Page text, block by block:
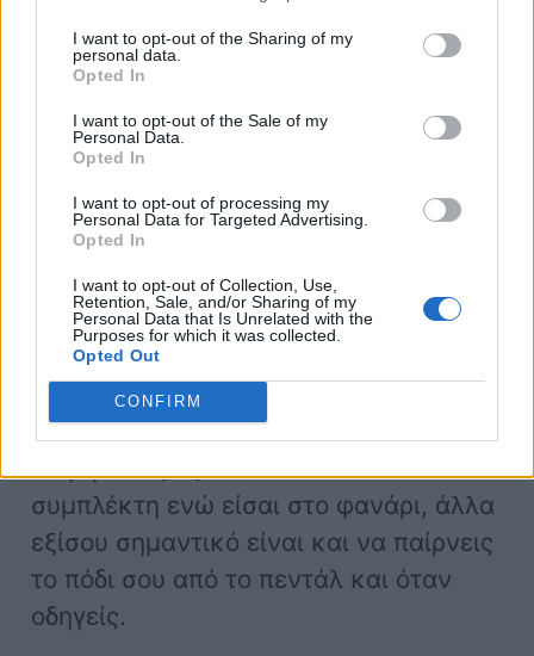
I want to opt-out of the Sharing of my
personal data.
Opted In
I want to opt-out of the Sale of my
Personal Data.
Opted In
I want to opt-out of processing my
Personal Data for Targeted Advertising.
Opted In
I want to opt-out of Collection, Use,
Retention, Sale, and/or Sharing of my
Personal Data that Is Unrelated with the
Purposes for which it was collected.
Opted Out
CONFIRM
πρόωρης ανάφλεξης σε χαμηλές
ταχύτητες, ένα φαινόμενο που μπορεί
ακόμη και ρωγμές στα έμβολα.
Δεν βγάζεις το πόδι σου από
τον συμπλέκτη ενώ δεν το
χρησιμοποιείς
Είπαμε ότι πρέπει να βάζεις νεκρά και
συμπλέκτη ενώ είσαι στο φανάρι, άλλα
εξίσου σημαντικό είναι και να παίρνεις
το πόδι σου από το πεντάλ και όταν
οδηγείς.